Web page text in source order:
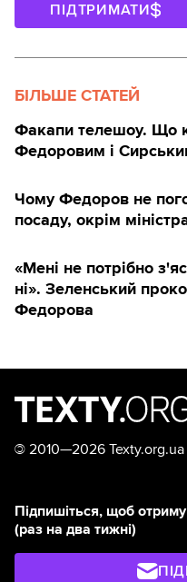
ПІДТРИМАТИ
БІЛЬШЕ СТАТЕЙ
Факапи телешоу. Що
Федоровим і
Чому Федоров не
посаду, окрім
«Мені не потрібно
ні». Зеленський
Федорова
© 2010—2026 Texty.org.ua
Підпишіться, щоб
(раз на два тижні)